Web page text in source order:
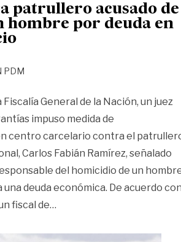
patrullero acusado de
hombre por deuda en
PDM
General de la Nación, un juez
impuso medida de
centro carcelario contra el
Carlos Fabián Ramírez, señalado
del homicidio de un
deuda económica. De acuerdo
fiscal de…